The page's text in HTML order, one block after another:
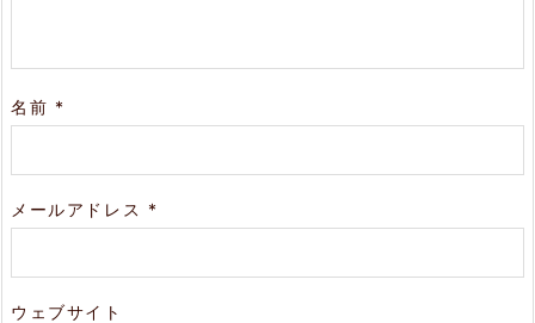
名前 *
メールアドレス *
ウェブサイト